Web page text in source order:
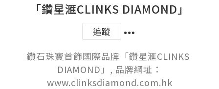
「鑽星滙CLINKS DIAMOND」
追蹤
鑽石珠寶首飾國際品牌「鑽星滙CLINKS
DIAMOND」, 品牌網址：
www.clinksdiamond.com.hk